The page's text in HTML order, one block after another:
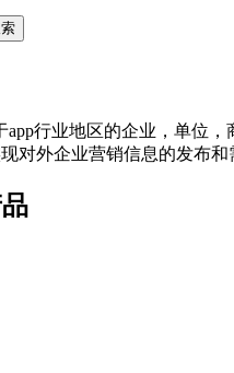
app行业地区的企业，单位
对外企业营销信息的发布